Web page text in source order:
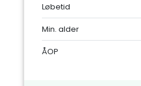
Løbetid
Min. alder
ÅOP